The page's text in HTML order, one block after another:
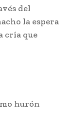
del
la espera
cría que
hurón